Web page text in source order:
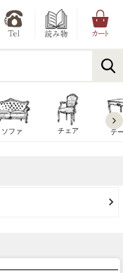
ソファ チェア テ